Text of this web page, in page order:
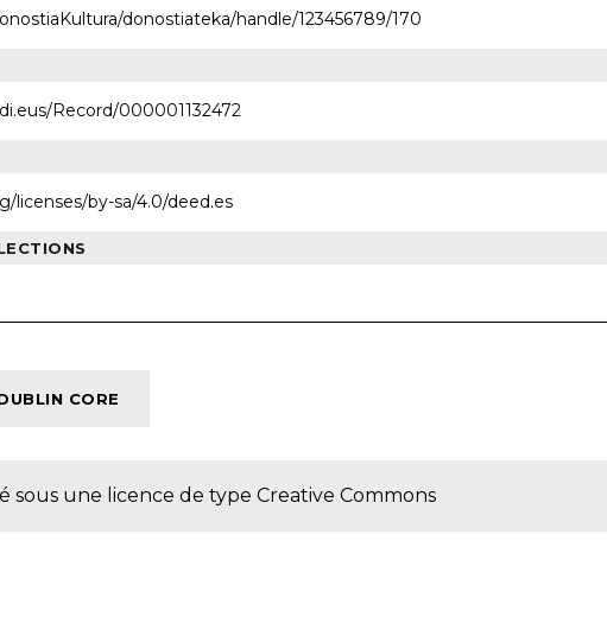
donostiateka/handle/123456789/170
Record/000001132472
licenses/by-sa/4.0/deed.es
CORE
sous une licence de type Creative Commons